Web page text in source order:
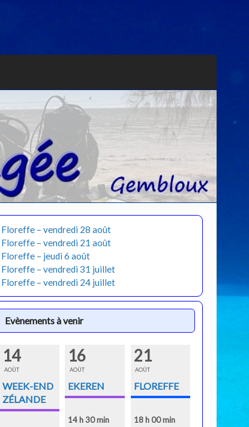
Floreffe – vendredi 28 août
Floreffe – vendredi 21 août
Floreffe – jeudi 6 août
Floreffe – vendredi 31 juillet
Floreffe – vendredi 24 juillet
Evènements à venir
14
AOÛT
WEEK-END
ZÉLANDE
16
AOÛT
EKEREN
14 h 30 min
21
AOÛT
FLOREFFE
18 h 00 min